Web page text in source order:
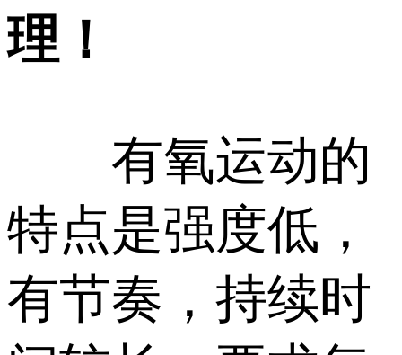
理！
有氧运动的
特点是强度低，
有节奏，持续时